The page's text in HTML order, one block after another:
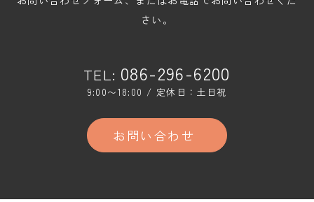
さい。
TEL: 086-296-6200
9:00〜18:00 / 定休日：土日祝
お問い合わせ